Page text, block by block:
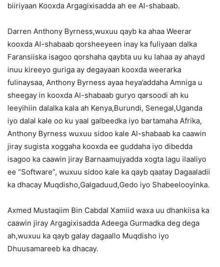
biiriyaan Kooxda Argagixisadda ah ee Al-shabaab.
Darren Anthony Byrness,wuxuu qayb ka ahaa Weerar
kooxda Al-shabaab qorsheeyeen inay ka fuliyaan dalka
Faransiiska isagoo qorshaha qaybta uu ku lahaa ay ahayd
inuu kireeyo guriga ay degayaan kooxda weerarka
fulinaysaa, Anthony Byrness ayaa heya’addaha Amniga u
sheegay in kooxda Al-shabaab guryo qarsoodi ah ku
leeyihiin dalalka kala ah Kenya,Burundi, Senegal,Uganda
iyo dalal kale oo ku yaal galbeedka iyo bartamaha Afrika,
Anthony Byrness wuxuu sidoo kale Al-shabaab ka caawin
jiray sugista xoggaha kooxda ee guddaha iyo dibedda
isagoo ka caawin jiray Barnaamujyadda xogta lagu ilaaliyo
ee “Software”, wuxuu sidoo kale ka qayb qaatay Dagaaladii
ka dhacay Muqdisho,Galgaduud,Gedo iyo Shabeelooyinka.
Axmed Mustaqiim Bin Cabdal Xamiid waxa uu dhankiisa ka
caawin jiray Argagixisadda Adeega Gurmadka deg dega
ah,wuxuu ka qayb galay dagaallo Muqdisho iyo
Dhuusamareeb ka dhacay.